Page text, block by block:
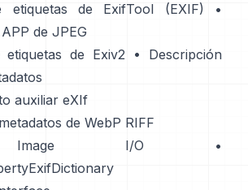
etiquetas de ExifTool (EXIF) •
de JPEG
etiquetas de Exiv2 •
Descripción
auxiliar eXIf
de WebP RIFF
I/O •